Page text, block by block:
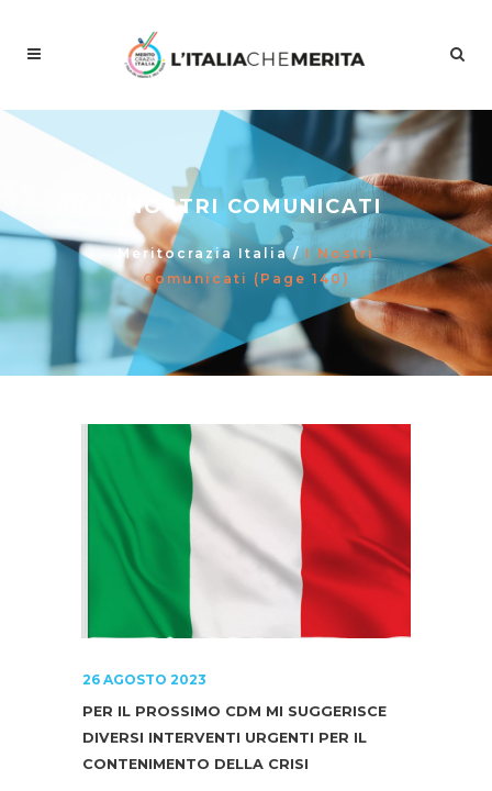
I NOSTRI COMUNICATI
Meritocrazia Italia/I Nostri
Comunicati (Page 140)
26 AGOSTO 2023
PER IL PROSSIMO CDM MI SUGGERISCE
DIVERSI INTERVENTI URGENTI PER IL
CONTENIMENTO DELLA CRISI